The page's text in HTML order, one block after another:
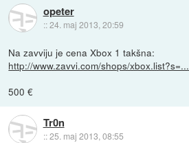
opeter
::24. maj 2013, 20:59
Na zavviju je cena Xbox 1 takšna:
http://www.zavvi.com/shops/xbox.list?s=...
500 €
Tr0n
::25. maj 2013, 08:55